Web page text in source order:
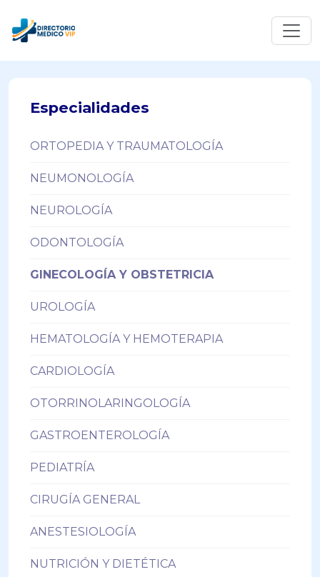
Especialidades
ORTOPEDIA Y TRAUMATOLOGÍA
NEUMONOLOGÍA
NEUROLOGÍA
ODONTOLOGÍA
GINECOLOGÍA Y OBSTETRICIA
UROLOGÍA
HEMATOLOGÍA Y HEMOTERAPIA
CARDIOLOGÍA
OTORRINOLARINGOLOGÍA
GASTROENTEROLOGÍA
PEDIATRÍA
CIRUGÍA GENERAL
ANESTESIOLOGÍA
NUTRICIÓN Y DIETÉTICA